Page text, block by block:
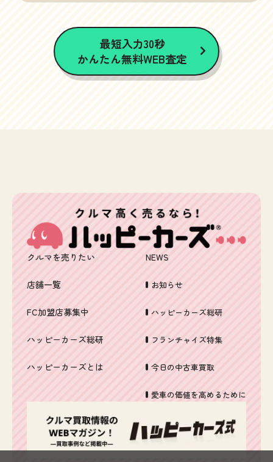
最短入力30秒
かんたん無料WEB査定
クルマを売りたい
店舗一覧
FC加盟店募集中
ハッピーカーズ総研
ハッピーカーズとは
NEWS
お知らせ
ハッピーカーズ総研
フランチャイズ特集
今日の中古車買取
愛車の価値を高めるために